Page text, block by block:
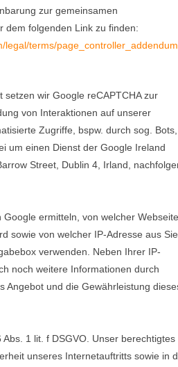
zur gemeinsamen
dem folgenden Link zu finden:
legal/terms/page_controller_addendum
setzen wir Google reCAPTCHA zur
von Interaktionen auf unserer
Zugriffe, bspw. durch sog. Bots,
um einen Dienst der Google Ireland
Street, Dublin 4, Irland,
Google ermitteln, von welcher Webseite
sowie von welcher IP-Adresse aus Sie
verwenden. Neben Ihrer IP-
noch weitere Informationen durch
Angebot und die Gewährleistung
1 lit. f DSGVO. Unser berechtigtes
unseres Internetauftritts sowie in